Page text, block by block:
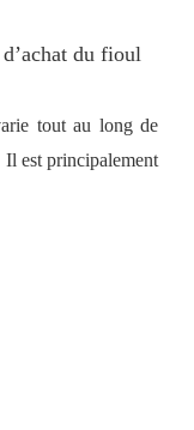
du fioul
tout au long de
Il est principalement